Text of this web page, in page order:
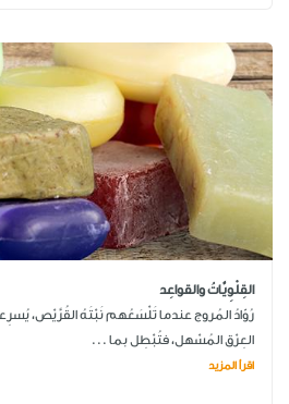
القِلْوِيَّاتُ والقواعِد
رُوّادُ المُروج عندما تَلْسَعُهم نَبْتَهُ القُرَّيْص،
العِرْق المُسْهل، فتُبْطِل بما ...
اقرأ المزيد